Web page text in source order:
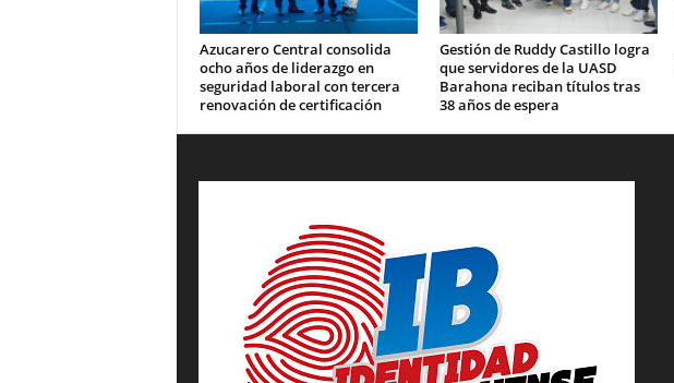
Azucarero Central consolida
ocho años de liderazgo en
seguridad laboral con tercera
renovación de certificación
Gestión de Ruddy Castillo logra
que servidores de la UASD
Barahona reciban títulos tras
38 años de espera